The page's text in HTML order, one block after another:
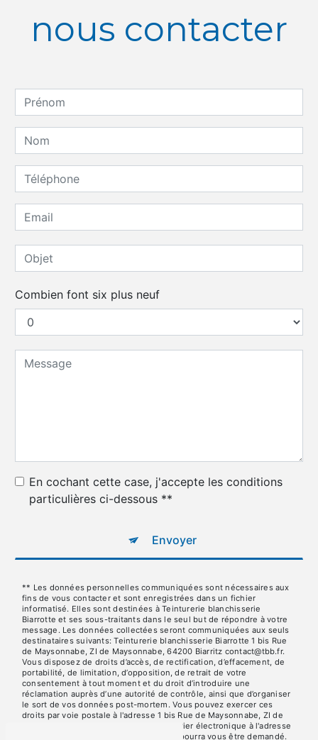
nous contacter
Combien font six plus neuf
En cochant cette case, j'accepte les conditions
particulières ci-dessous **
Envoyer
** Les données personnelles communiquées sont nécessaires aux
fins de vous contacter et sont enregistrées dans un fichier
informatisé. Elles sont destinées à Teinturerie blanchisserie
Biarrotte et ses sous-traitants dans le seul but de répondre à votre
message. Les données collectées seront communiquées aux seuls
destinataires suivants: Teinturerie blanchisserie Biarrotte 1 bis Rue
de Maysonnabe, ZI de Maysonnabe, 64200 Biarritz contact@tbb.fr.
Vous disposez de droits d’accès, de rectification, d’effacement, de
portabilité, de limitation, d’opposition, de retrait de votre
consentement à tout moment et du droit d’introduire une
réclamation auprès d’une autorité de contrôle, ainsi que d’organiser
le sort de vos données post-mortem. Vous pouvez exercer ces
droits par voie postale à l'adresse 1 bis Rue de Maysonnabe, ZI de
Maysonnabe, 64200 Biarritz ou par courrier électronique à l'adresse
contact@tbb.fr. Un justificatif d'identité pourra vous être demandé.